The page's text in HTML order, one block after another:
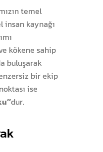
temel
kaynağı
kökene sahip
buluşarak
bir ekip
ise
dur.